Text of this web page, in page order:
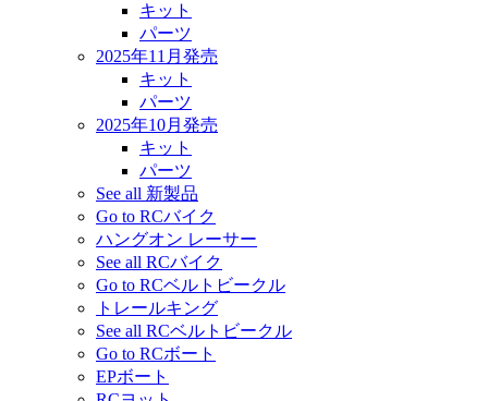
キット
パーツ
2025年11月発売
キット
パーツ
2025年10月発売
キット
パーツ
See all 新製品
Go to RCバイク
ハングオン レーサー
See all RCバイク
Go to RCベルトビークル
トレールキング
See all RCベルトビークル
Go to RCボート
EPボート